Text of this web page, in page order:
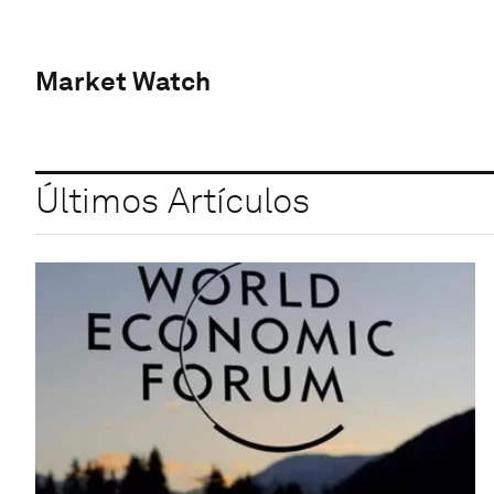
Market Watch
Últimos Artículos